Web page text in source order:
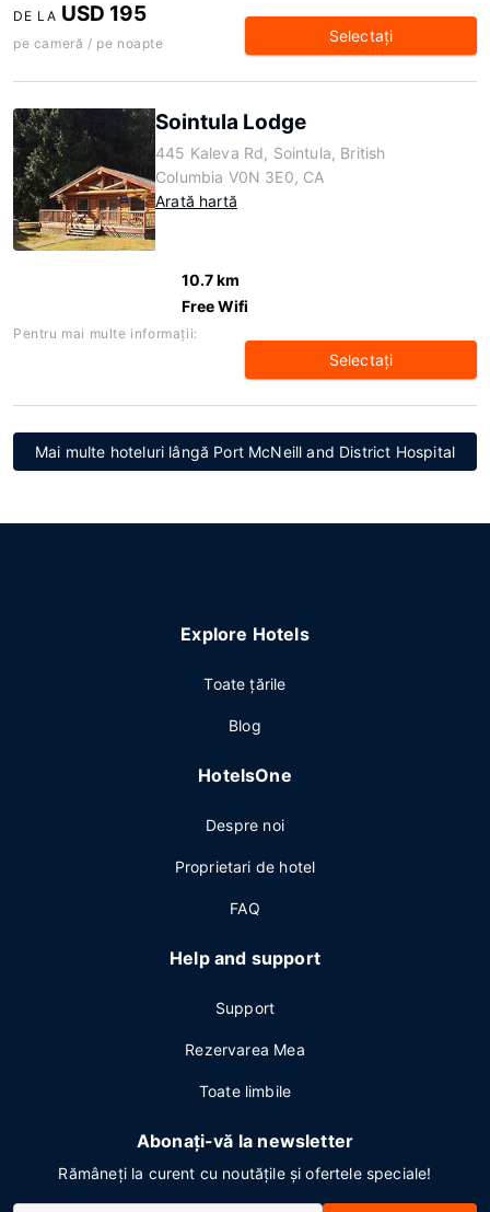
DE LA USD 195
pe cameră / pe noapte Selectaţi
Sointula Lodge
445 Kaleva Rd, Sointula, British
Columbia V0N 3E0, CA
Arată hartă
10.7 km
Free Wifi
Pentru mai multe informaţii:
Selectaţi
Mai multe hoteluri lângă Port McNeill and District Hospital
Explore Hotels
Toate ţările
Blog
HotelsOne
Despre noi
Proprietari de hotel
FAQ
Help and support
Support
Rezervarea Mea
Toate limbile
Abonați-vă la newsletter
Rămâneți la curent cu noutățile și ofertele speciale!